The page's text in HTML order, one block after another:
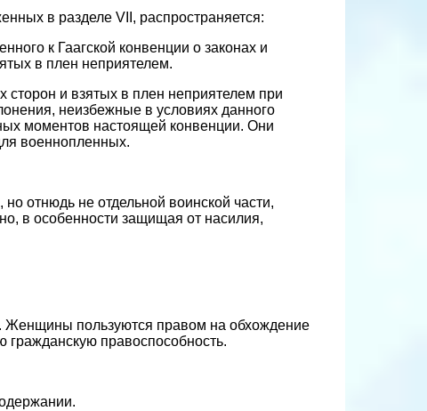
в разделе VII, распространяется:
к Гаагской конвенции о законах и
в плен неприятелем.
и взятых в плен неприятелем при
неизбежные в условиях данного
моментов настоящей конвенции. Они
военнопленных.
отнюдь не отдельной воинской части,
в особенности защищая от насилия,
Женщины пользуются правом на обхождение
правоспособность.